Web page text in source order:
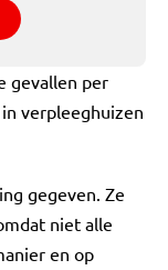
gevallen per
verpleeghuizen
gegeven. Ze
niet alle
en op